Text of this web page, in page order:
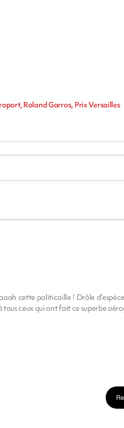
Roland Garros, Prix Versailles
cette politicaille ! Drôle
ceux qui ont fait ce superbe